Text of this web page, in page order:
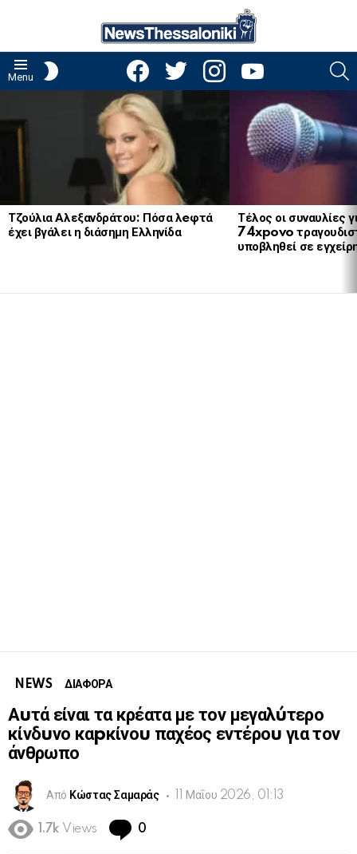
Menu
facebooktwitter instagramyoutube
Τζούλια Αλεξανδράτου: Πόσα λeφτά
έχει βγάλει η διάσημη Ελληνίδα
Τέλος οι συναυλίες
74xpovo
υποβληθεί σε
NEWS ΔΙΑΦΟΡΑ
Αuτά είναι τα κρέατα με τον μεγαλúτερο
κίνδuνο καpκίνοu παχέος εντέροu για τον
άνθρωπо
Από Κώστας Σαμαράς 11 Μαΐου 2026, 01:13
1.7k Views 0